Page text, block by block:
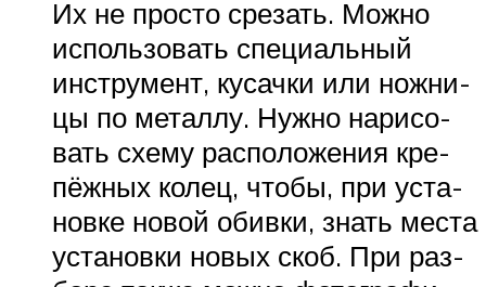
Их не про­сто сре­зать. Мож­но
исполь­зо­вать спе­ци­аль­ный
инстру­мент, кусач­ки или нож­ни­
цы по метал­лу. Нуж­но нари­со­
вать схе­му рас­по­ло­же­ния кре­
пёж­ных колец, что­бы, при уста­
нов­ке новой обив­ки, знать места
уста­нов­ки новых скоб. При раз­